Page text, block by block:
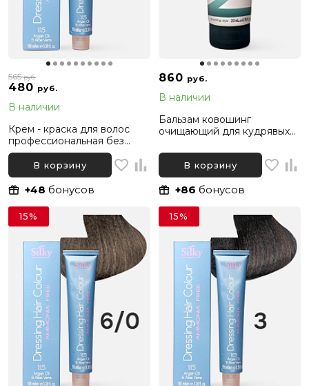
480 руб.
565руб.
В наличии
Крем - краска для волос
профессиональная без
аммиака Silky Dressing
Haircolor 4.1 Каштановый
Пепельный, 100 мл
В корзину
+48 бонусов
860 руб.
В наличии
Бальзам ковошинг
очищающий для кудрявых
200 мл
В корзину
+86 бонусов
15% 15%